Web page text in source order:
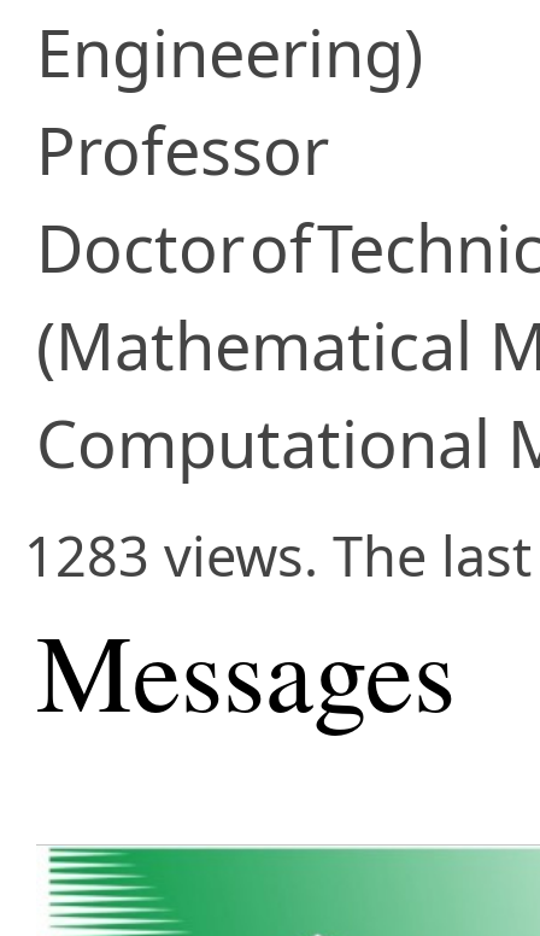
Engineering)
Professor
Doctorof
(Mathematical
Computational
1283 views. The
Messages